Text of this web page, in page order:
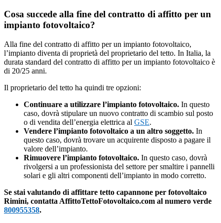
Cosa succede alla fine del contratto di affitto per un
impianto fotovoltaico?
Alla fine del contratto di affitto per un impianto fotovoltaico,
l’impianto diventa di proprietà del proprietario del tetto. In Italia, la
durata standard del contratto di affitto per un impianto fotovoltaico è
di 20/25 anni.
Il proprietario del tetto ha quindi tre opzioni:
Continuare a utilizzare l’impianto fotovoltaico. In questo
caso, dovrà stipulare un nuovo contratto di scambio sul posto
o di vendita dell’energia elettrica al GSE.
Vendere l’impianto fotovoltaico a un altro soggetto. In
questo caso, dovrà trovare un acquirente disposto a pagare il
valore dell’impianto.
Rimuovere l’impianto fotovoltaico. In questo caso, dovrà
rivolgersi a un professionista del settore per smaltire i pannelli
solari e gli altri componenti dell’impianto in modo corretto.
Se stai valutando di affittare tetto capannone per fotovoltaico
Rimini, contatta AffittoTettoFotovoltaico.com al numero verde
800955358.